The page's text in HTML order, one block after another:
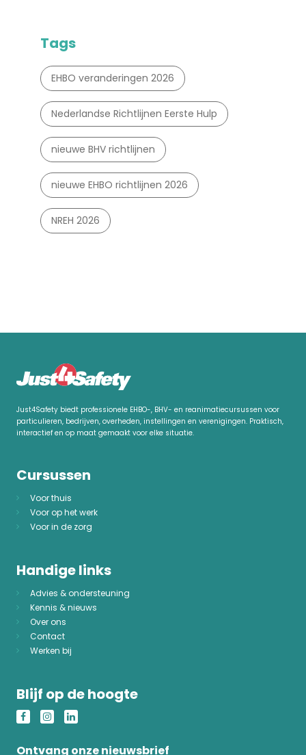
Tags
EHBO veranderingen 2026
Nederlandse Richtlijnen Eerste Hulp
nieuwe BHV richtlijnen
nieuwe EHBO richtlijnen 2026
NREH 2026
Just4Safety biedt professionele EHBO-, BHV- en reanimatiecursussen voor
particulieren, bedrijven, overheden, instellingen en verenigingen. Praktisch,
interactief en op maat gemaakt voor elke situatie.
Cursussen
Voor thuis
Voor op het werk
Voor in de zorg
Handige links
Advies & ondersteuning
Kennis & nieuws
Over ons
Contact
Werken bij
Blijf op de hoogte
Ontvang onze nieuwsbrief